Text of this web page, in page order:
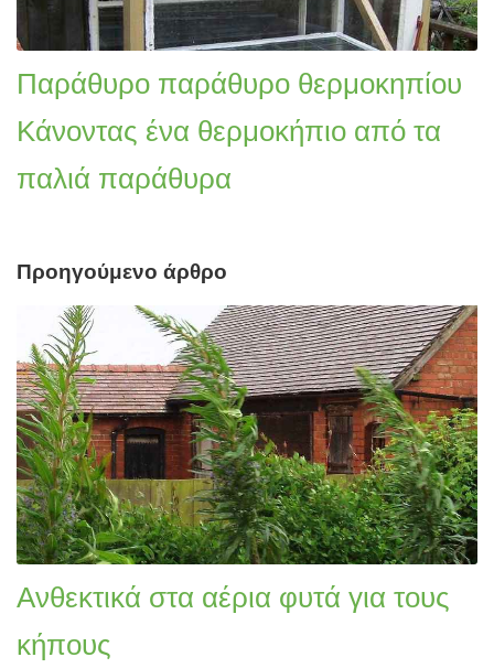
Παράθυρο παράθυρο θερμοκηπίου
Κάνοντας ένα θερμοκήπιο από τα
παλιά παράθυρα
Προηγούμενο άρθρο
Ανθεκτικά στα αέρια φυτά για τους
κήπους